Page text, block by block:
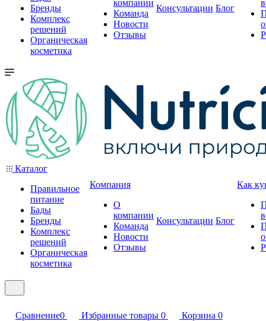
Бренды
Комплекс
решений
Органическая
косметика
компании
Команда
Новости
Отзывы
Консультации Блог
Каталог
Правильное
питание
Бады
Бренды
Комплекс
решений
Органическая
косметика
Компания
О
компании
Команда
Новости
Отзывы
Консультации Блог
Как
Сравнение0 Избранные товары 0 Корзина 0